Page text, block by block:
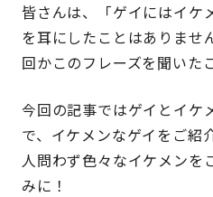
皆さんは、「ゲイにはイケ
を耳にしたことはありませ
回かこのフレーズを聞いた
今回の記事ではゲイとイケ
で、イケメンなゲイをご紹
人問わず色々なイケメンを
みに！